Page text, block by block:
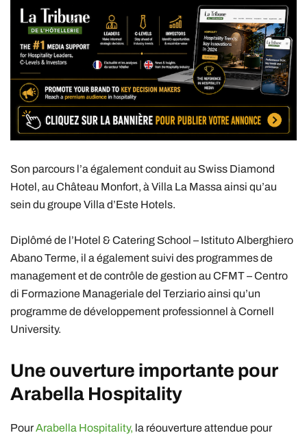
Son parcours l’a également conduit au Swiss Diamond
Hotel, au Château Monfort, à Villa La Massa ainsi qu’au
sein du groupeVilla d’Este Hotels.
Diplômé de l’Hotel & Catering School – Istituto Alberghiero
Abano Terme, il a également suivi des programmes de
management et de contrôle de gestion au CFMT – Centro
di Formazione Manageriale del Terziarioainsi qu’un
programme de développement professionnel à Cornell
University.
Une ouverture importante pour
Arabella Hospitality
PourArabella Hospitality, la réouverture attendue pour